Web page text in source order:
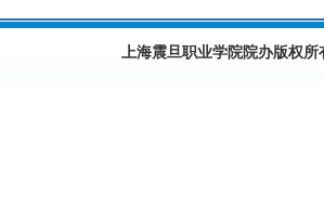
上海震旦职业学院院办版权